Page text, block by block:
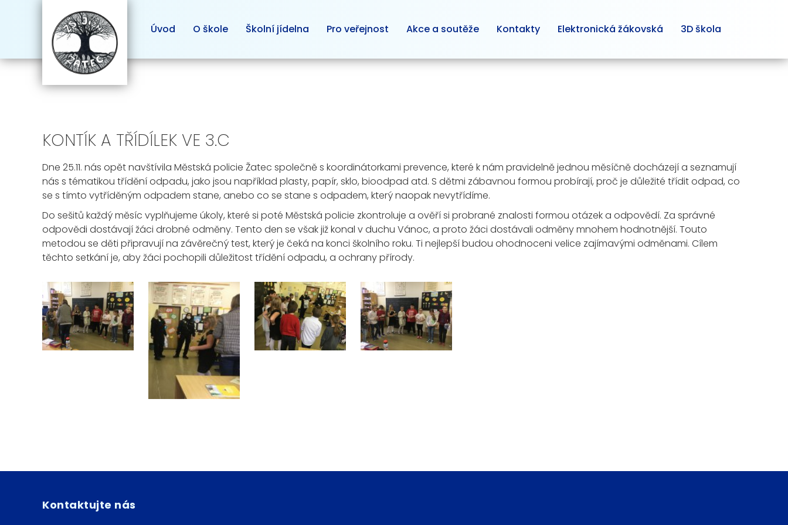
Úvod O škole Školní jídelna Pro veřejnost Akce a soutěže Kontakty Elektronická žákovská 3D škola
KONTÍK A TŘÍDÍLEK VE 3.C
Dne 25.11. nás opět navštívila Městská policie Žatec společně s koordinátorkami prevence, které k nám pravidelně jednou měsíčně docházejí a seznamují
nás s tématikou třídění odpadu, jako jsou například plasty, papír, sklo, bioodpad atd. S dětmi zábavnou formou probírají, proč je důležité třídit odpad, co
se s tímto vytříděným odpadem stane, anebo co se stane s odpadem, který naopak nevytřídíme.
Do sešitů každý měsíc vyplňujeme úkoly, které si poté Městská policie zkontroluje a ověří si probrané znalosti formou otázek a odpovědí. Za správné
odpovědi dostávají žáci drobné odměny. Tento den se však již konal v duchu Vánoc, a proto žáci dostávali odměny mnohem hodnotnější. Touto
metodou se děti připravují na závěrečný test, který je čeká na konci školního roku. Ti nejlepší budou ohodnoceni velice zajímavými odměnami. Cílem
těchto setkání je, aby žáci pochopili důležitost třídění odpadu, a ochrany přírody.
Kontaktujte nás